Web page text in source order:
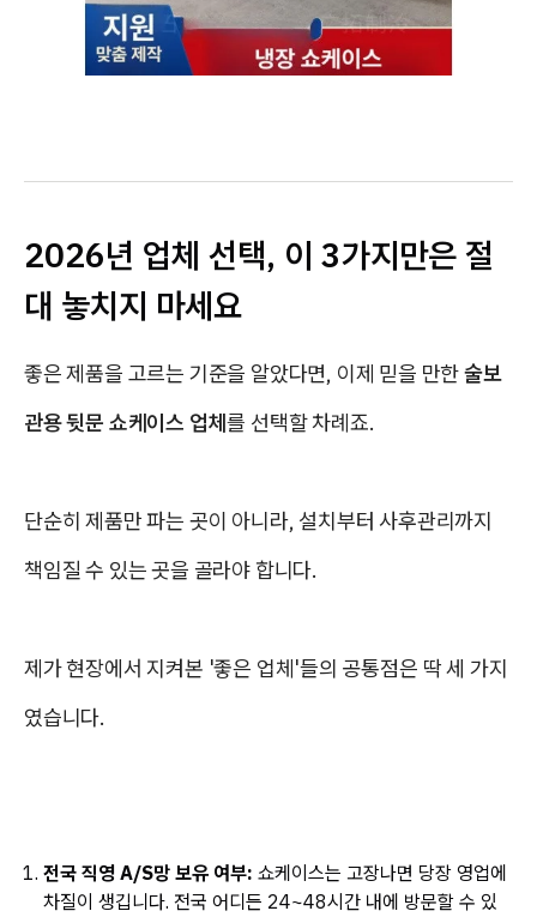
2026년 업체 선택, 이 3가지만은 절
대 놓치지 마세요
좋은 제품을 고르는 기준을 알았다면, 이제 믿을 만한술보
관용 뒷문 쇼케이스 업체를 선택할 차례죠.
단순히 제품만 파는 곳이 아니라, 설치부터 사후관리까지
책임질 수 있는 곳을 골라야 합니다.
제가 현장에서 지켜본 '좋은 업체'들의 공통점은 딱 세 가지
였습니다.
전국 직영 A/S망 보유 여부: 쇼케이스는 고장나면 당장 영업에
차질이 생깁니다. 전국 어디든 24~48시간 내에 방문할 수 있